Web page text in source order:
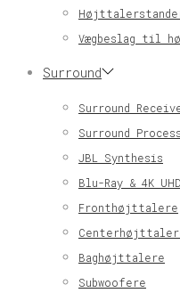
Vægbeslag til
Surround
Surround
Surround
JBL Synthesis
Blu-Ray & 4K
Fronthøjttalere
Baghøjttalere
Subwoofere